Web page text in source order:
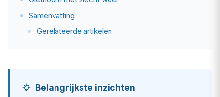
Samenvatting
Gerelateerde artikelen
Belangrijkste inzichten